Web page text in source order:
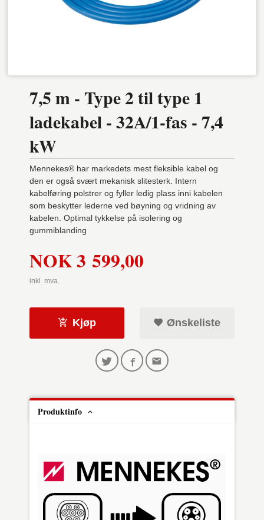
7,5 m - Type 2 til type 1
ladekabel - 32A/1-fas - 7,4
kW
Mennekes® har markedets mest fleksible kabel og
den er også svært mekanisk slitesterk. Intern
kabelføring polstrer og fyller ledig plass inni kabelen
som beskytter lederne ved bøyning og vridning av
kabelen. Optimal tykkelse på isolering og
gummiblanding
Pris
NOK3 599,00
inkl. mva.
Kjøp Ønskeliste
Produktinfo